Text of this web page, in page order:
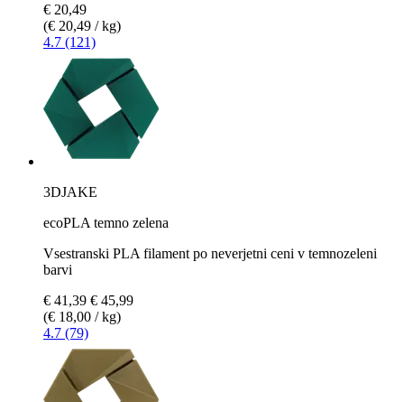
€ 20,49
(€ 20,49 / kg)
4.7 (121)
3DJAKE
ecoPLA temno zelena
Vsestranski PLA filament po neverjetni ceni v temnozeleni
barvi
€ 41,39 € 45,99
(€ 18,00 / kg)
4.7 (79)